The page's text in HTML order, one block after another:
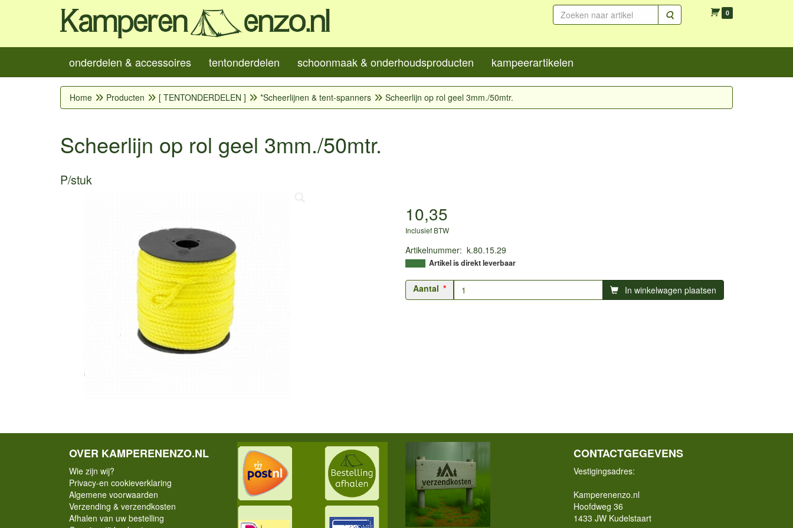
Zoeken 0
onderdelen & accessoires tentonderdelen schoonmaak & onderhoudsproducten kampeerartikelen
Home Producten [ TENTONDERDELEN ] *Scheerlijnen & tent-spanners Scheerlijn op rol geel 3mm./50mtr.
Scheerlijn op rol geel 3mm./50mtr.
P/stuk
10,35
Inclusief BTW
Artikelnummer: k.80.15.29
Artikel is direkt leverbaar
Aantal In winkelwagen plaatsen
OVER KAMPERENENZO.NL
Wie zijn wij?
Privacy-en cookieverklaring
Algemene voorwaarden
Verzending & verzendkosten
Afhalen van uw bestelling
CONTACTGEGEVENS
Vestigingsadres:
Kamperenenzo.nl
Hoofdweg 36
1433 JW Kudelstaart